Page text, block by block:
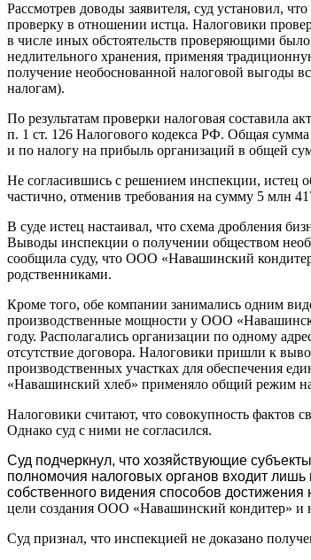
Рассмотрев доводы заявителя, суд установил,
проверку в отношении истца. Налоговики
в числе иных обстоятельств проверяющими
недлительного хранения, применяя
получение необоснованной налоговой выгоды
налогам).
По результатам проверки налоговая составила
п. 1 ст. 126 Налогового кодекса РФ. Общая
и по налогу на прибыль организаций в общей
Не согласившись с решением инспекции, истец
частично, отменив требования на сумму 5 млн
В суде истец настаивал, что схема дробления
Выводы инспекции о получении обществом
сообщила суду, что ООО «Навашинский
родственниками.
Кроме того, обе компании занимались одним
производственные мощности у ООО
году. Располагались организации по одному
отсутствие договора. Налоговики пришли к
производственных участках для обеспечения
«Навашинский хлеб» применяло общий режим
Налоговики считают, что совокупность фактов
Однако суд с ними не согласился.
Суд подчеркнул, что хозяйствующие
полномочия налоговых органов входит
собственного видения способов
цели создания ООО «Навашинский кондитер» и
Суд признал, что инспекцией не доказано